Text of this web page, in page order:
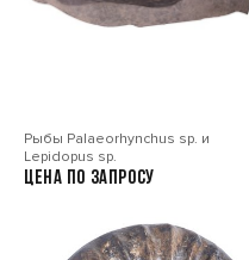
Рыбы Palaeorhynchus sp. и
Lepidopus sp.
Цена по запросу